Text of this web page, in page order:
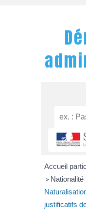
Accueil
>
justificatifs